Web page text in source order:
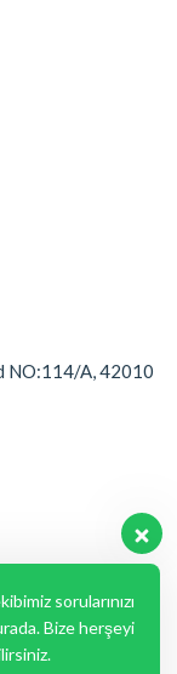
NO:114/A, 42010
sorularınızı
Bize herşeyi